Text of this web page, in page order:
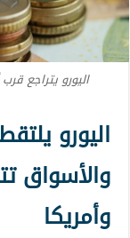
اليورو يتراجع قرب أدنى
اليورو
والأسواق
وأمريكا